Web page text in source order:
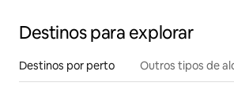
Destinos para explorar
Destinos por perto Outros tipos de